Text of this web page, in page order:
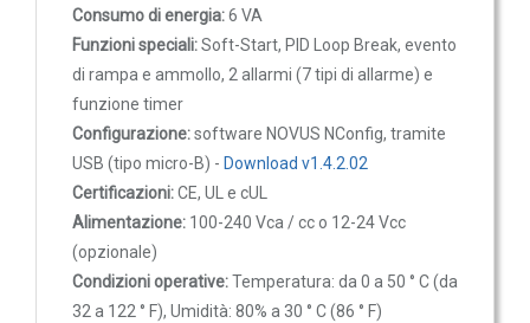
Consumo di energia:6 VA
Funzioni speciali:Soft-Start, PID Loop Break, evento
di rampa e ammollo, 2 allarmi (7 tipi di allarme) e
funzione timer
Configurazione:software NOVUS NConfig, tramite
USB (tipo micro-B) - Download v1.4.2.02
Certificazioni:CE, UL e cUL
Alimentazione: 100-240 Vca / cc o 12-24 Vcc
(opzionale)
Condizioni operative:Temperatura: da 0 a 50 ° C (da
32 a 122 ° F), Umidità: 80% a 30 ° C (86 ° F)
Gateway LoRaWAN
Dispositivi Narrow Band
Modem NB-IoT
Moduli I/O
Gateway
LOGGER
Data logger con sensore integrato